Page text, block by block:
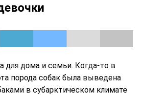
для дома и семьи. Когда-то в
порода собак была выведена
в субарктическом климате